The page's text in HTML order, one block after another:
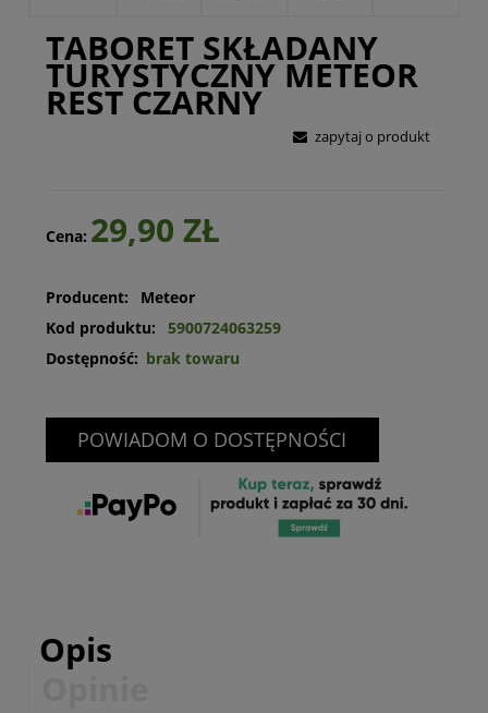
TABORET SKŁADANY
TURYSTYCZNY METEOR
REST CZARNY
zapytaj o produkt
Cena: 29,90 ZŁ
Producent:
Meteor
Kod produktu:
5900724063259
Dostępność: brak towaru
POWIADOM O DOSTĘPNOŚCI
Opis